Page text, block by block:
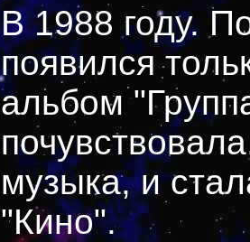
В 1988 году.
появился
альбом
музыка, и
"Кино".